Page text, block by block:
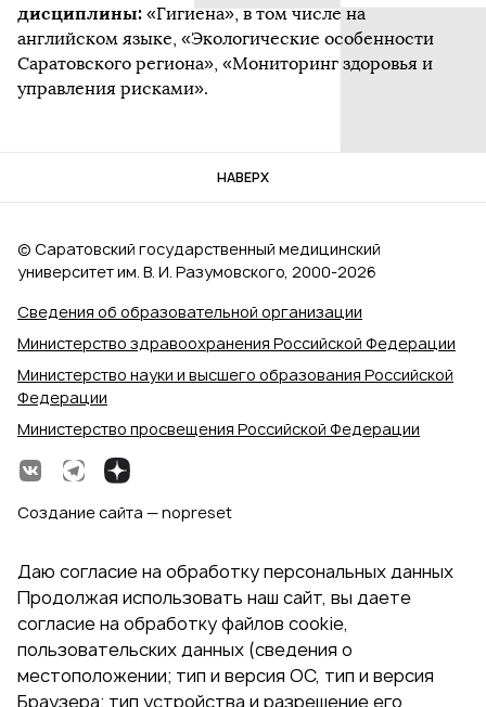
дисциплины: «Гигиена», в том числе на
английском языке, «Экологические особенности
Саратовского региона», «Мониторинг здоровья и
управления рисками».
НАВЕРХ
Сведения об образовательной организации
Министерство здравоохранения Российской Федерации
Министерство науки и высшего образования Российской
Федерации
Министерство просвещения Российской Федерации
© Саратовский государственный медицинский
университет им. В. И. Разумовского, 2000‑2026
Создание сайта — nopreset
Даю согласие на обработку персональных данных
Продолжая использовать наш сайт, вы даете
согласие на обработку файлов cookie,
пользовательских данных (сведения о
местоположении; тип и версия ОС, тип и версия
Браузера; тип устройства и разрешение его